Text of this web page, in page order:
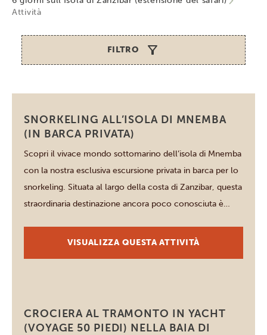
Attività
FILTRO
Zanzibar
SNORKELING ALL’ISOLA DI MNEMBA
(IN BARCA PRIVATA)
Scopri il vivace mondo sottomarino dell’isola di Mnemba
con la nostra esclusiva escursione privata in barca per lo
snorkeling. Situata al largo della costa di Zanzibar, questa
straordinaria destinazione ancora poco conosciuta è
tra barriere coralline colorate e delfini giocosi. Le guide
VISUALIZZA QUESTA ATTIVITÀ
Zanzibar
CROCIERA AL TRAMONTO IN YACHT
(VOYAGE 50 PIEDI) NELLA BAIA DI